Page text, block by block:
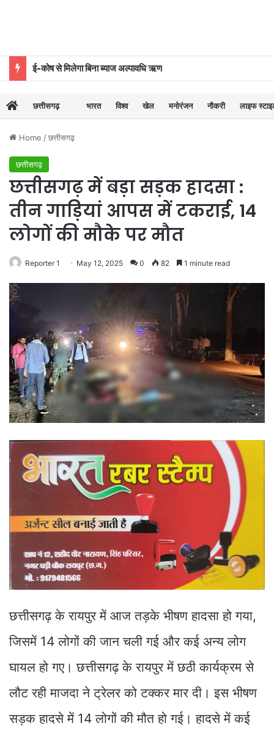
ई-कोष से मिलेगा बिना ब्याज अल्पावधि ऋण
छत्तीसगढ़ भारत विश्व खेल मनोरंजन नौकरी लाइफ
Home /छत्तीसगढ़
छत्तीसगढ़
छत्तीसगढ़ में बड़ा सड़क हादसा :
तीन गाड़ियां आपस में टकराई, 14
लोगों की मौके पर मौत
Reporter 1 May 12, 2025 0 82 1 minute read
छत्तीसगढ़ के रायपुर में आज तड़के भीषण हादसा हो गया,
जिसमें 14 लोगों की जान चली गई और कई अन्य लोग
घायल हो गए। छत्तीसगढ़ के रायपुर में छठी कार्यक्रम से
लौट रही माजदा ने ट्रेलर को टक्कर मार दी। इस भीषण
सड़क हादसे में 14 लोगों की मौत हो गई। हादसे में कई